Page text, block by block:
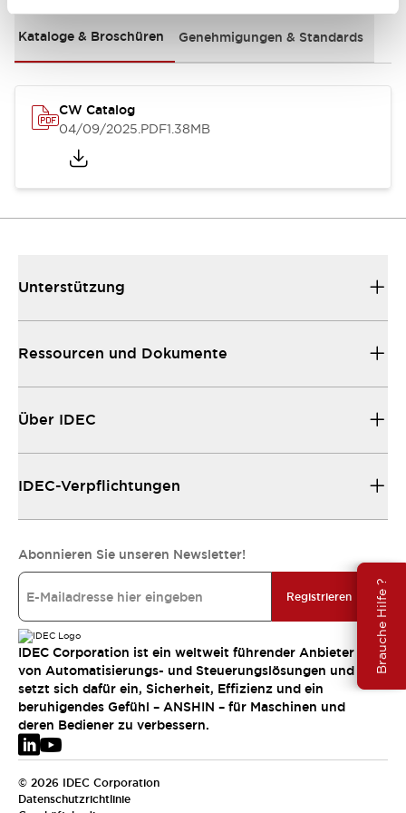
Brauche Hilfe ?
Kataloge & Broschüren Genehmigungen & Standards
CW Catalog
04/09/2025.PDF1.38MB
Unterstützung
Ressourcen und Dokumente
Über IDEC
IDEC-Verpflichtungen
Abonnieren Sie unseren Newsletter!
Registrieren
IDEC Corporation ist ein weltweit führender Anbieter
von Automatisierungs- und Steuerungslösungen und
setzt sich dafür ein, Sicherheit, Effizienz und ein
beruhigendes Gefühl – ANSHIN – für Maschinen und
deren Bediener zu verbessern.
© 2026 IDEC Corporation
Datenschutzrichtlinie